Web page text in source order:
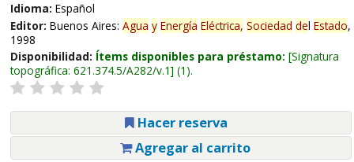
Idioma: Español
Editor: Buenos Aires: Agua y Energía Eléctrica, Sociedad del Estado,
1998
Disponibilidad: Ítems disponibles para préstamo: Signatura
topográfica: 621.374.5/A282/v.1 (1).
Hacer reserva
Agregar al carrito